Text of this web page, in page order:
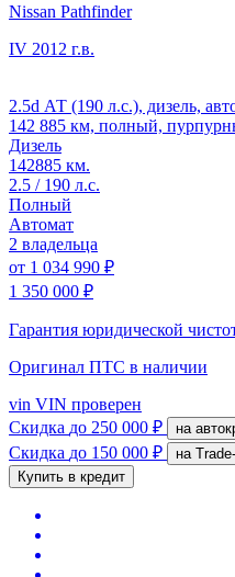
Nissan Pathfinder
IV 2012 г.в.
2.5d АТ (190 л.с.), дизель,
142 885 км, полный,
Дизель
142885 км.
2.5 / 190 л.с.
Полный
Автомат
2 владельца
от 1 034 990 ₽
1 350 000 ₽
Гарантия юридической
Оригинал ПТС в наличии
vin VIN проверен
Скидка до 250 000 ₽ на
Скидка до 150 000 ₽
на
Купить в кредит